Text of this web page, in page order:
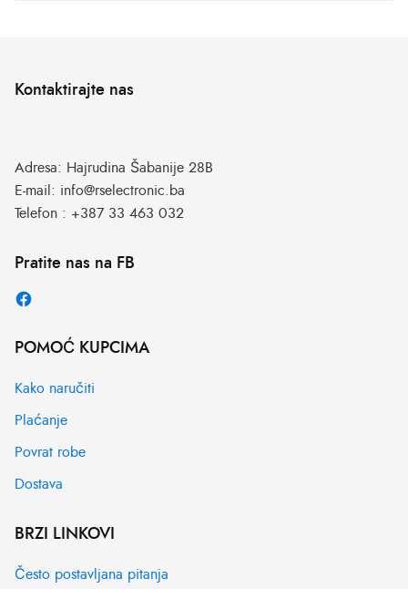
Kontaktirajte nas
Adresa: Hajrudina Šabanije 28B
E-mail: info@rselectronic.ba
Telefon : +387 33 463 032
Pratite nas na FB
POMOĆ KUPCIMA
Kako naručiti
Plaćanje
Povrat robe
Dostava
BRZI LINKOVI
Često postavljana pitanja